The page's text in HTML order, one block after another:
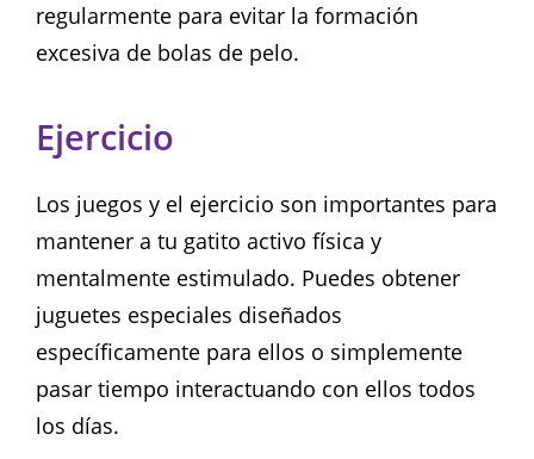
regularmente para evitar la formación
excesiva de bolas de pelo.
Ejercicio
Los juegos y el ejercicio son importantes para
mantener a tu gatito activo física y
mentalmente estimulado. Puedes obtener
juguetes especiales diseñados
específicamente para ellos o simplemente
pasar tiempo interactuando con ellos todos
los días.